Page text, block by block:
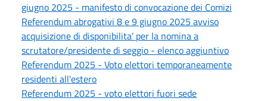
giugno 2025 - manifesto di convocazione dei Comizi
Referendum abrogativi 8 e 9 giugno 2025 avviso
acquisizione di disponibilita’ per la nomina a
scrutatore/presidente di seggio - elenco aggiuntivo
Referendum 2025 - Voto elettori temporaneamente
residenti all'estero
Referendum 2025 - voto elettori fuori sede